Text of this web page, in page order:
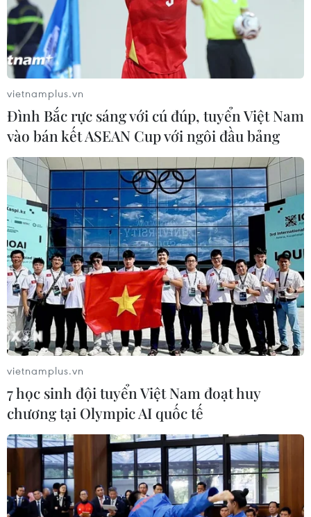
Kalimantan
17/09/2022 03:45
Tai nạn xảy ra tại mỏ khai thác vàng thủ công ở làng Kinande thuộc huyện
Bengkayang tối 15/9 nhưng đến tối 16/9, Văn phòng tìm kiếm và cứu hộ tỉnh
vietnamplus.vn
Đình Bắc rực sáng với cú đúp, tuyển Việt Nam
vào bán kết ASEAN Cup với ngôi đầu bảng
vietnamplus.vn
7 học sinh đội tuyển Việt Nam đoạt huy
chương tại Olympic AI quốc tế